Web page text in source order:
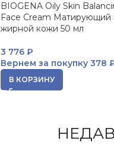
BIOGENA Oily Skin
Face Cream Матирующий
жирной кожи 50 мл
3 776 ₽
Вернем за покупку378
В КОРЗИНУ